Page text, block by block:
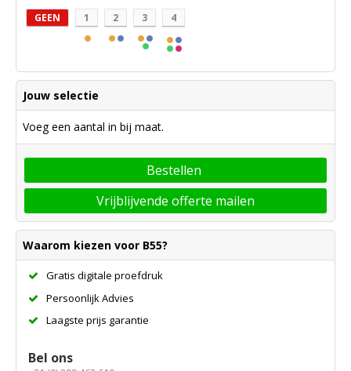
GEEN 1 2 3 4
Jouw selectie
Voeg een aantal in bij maat.
Bestellen
Vrijblijvende offerte mailen
Waarom kiezen voor B55?
Gratis digitale proefdruk
Persoonlijk Advies
Laagste prijs garantie
Bel ons